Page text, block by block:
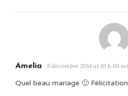
Amelia 5 décembre 2014 at 10 h 05
Quel beau mariage 🙂